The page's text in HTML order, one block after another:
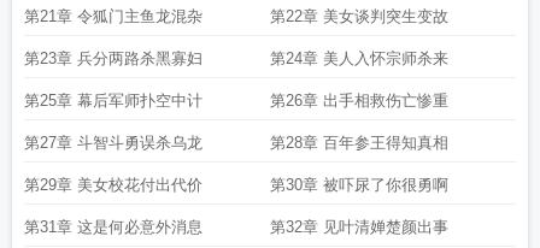
第21章 令狐门主鱼龙混杂 第22章 美女谈判突生变故
第23章 兵分两路杀黑寡妇 第24章 美人入怀宗师杀来
第25章 幕后军师扑空中计 第26章 出手相救伤亡惨重
第27章 斗智斗勇误杀乌龙 第28章 百年参王得知真相
第29章 美女校花付出代价 第30章 被吓尿了你很勇啊
第31章 这是何必意外消息 第32章 见叶清婵楚颜出事